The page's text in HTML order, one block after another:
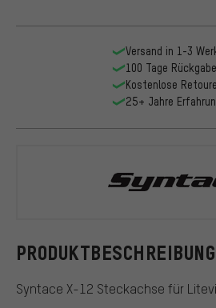
PRODUKTBESCHREIBUNG
Syntace X-12 Steckachse für
Versand in 1-3
100 Tage Rückgabe
Kostenlose Retoure
25+ Jahre